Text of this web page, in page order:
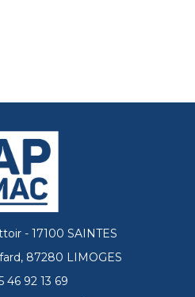
- 17100 SAINTES
87280 LIMOGES
46 92 13 69